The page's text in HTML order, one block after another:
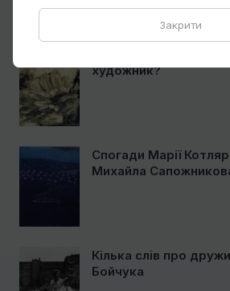
художник?
Спогади Марії
Михайла
Кілька слів про
Бойчука
Закрити